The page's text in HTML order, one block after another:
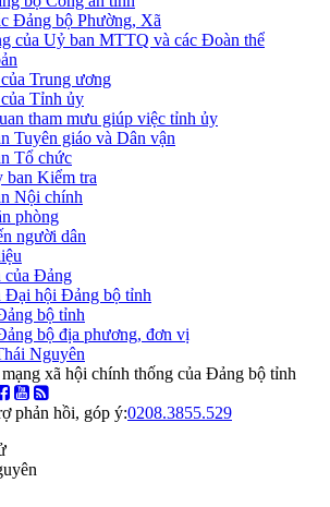
Đảng bộ Phường, Xã
của Uỷ ban MTTQ và các Đoàn thể
Trung ương
Tỉnh ủy
tham mưu giúp việc tỉnh ủy
Tuyên giáo và Dân vận
Tổ chức
ban Kiểm tra
Nội chính
phòng
người dân
của Đảng
Đại hội Đảng bộ tỉnh
bộ tỉnh
bộ địa phương, đơn vị
Nguyên
xã hội chính thống của Đảng bộ tỉnh
phản hồi, góp ý:0208.3855.529